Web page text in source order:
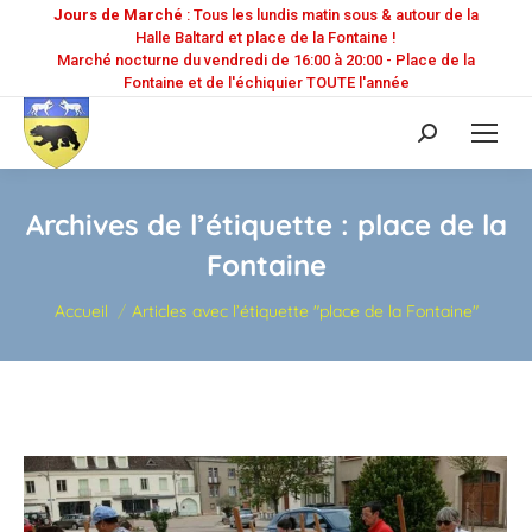
Jours de Marché : Tous les lundis matin sous & autour de la
Halle Baltard et place de la Fontaine !
Marché nocturne du vendredi de 16:00 à 20:00 - Place de la
Fontaine et de l'échiquier TOUTE l'année
Recherche
:
Archives de l’étiquette : place de la
Fontaine
Vous êtes ici :
Accueil Articles avec l’étiquette "place de la Fontaine"